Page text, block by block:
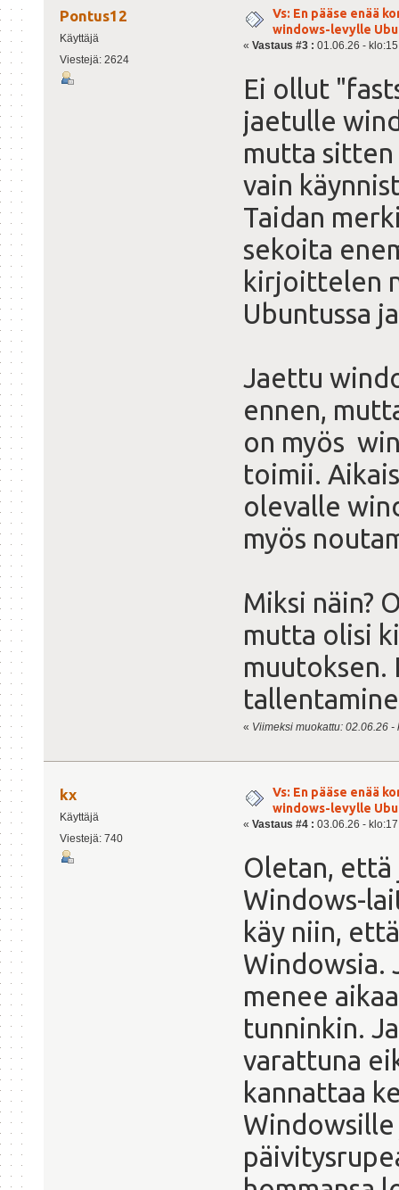
Pontus12
Käyttäjä
Viestejä: 2624
Vs: En pääse enää
windows-levylle
« Vastaus #3 : 01.06.26 -
Ei ollut
jaetulle
mutta sitten
vain
Taidan
sekoita
kirjoittelen
Ubuntussa
Jaettu
ennen,
on myös
toimii.
olevalle
myös
Miksi näin?
mutta olisi
muutoksen.
« Viimeksi muokattu: 02.06.26
kx
Käyttäjä
Viestejä: 740
Vs: En pääse enää
windows-levylle
« Vastaus #4 : 03.06.26 -
Oletan, että
Windows-
käy niin,
Windowsia.
menee
tunninkin.
varattuna
kannattaa